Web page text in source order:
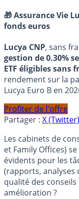
🎁 Assurance Vie
fonds euros
Lucya CNP, sans
gestion de 0.30%
ETF éligibles sans
rendement sur la
Lucya Euro B en
Profiter de l'offre
Partager : X (Twitter)
Les cabinets de
et Family Offices)
évidents pour les
(rapports, analyses
qualité des
amélioration ?